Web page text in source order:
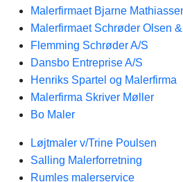
Malerfirmaet Bjarne
Malerfirmaet Schrøder Olsen
Flemming Schrøder A/S
Dansbo Entreprise A/S
Henriks Spartel og Malerfirma
Malerfirma Skriver Møller
Bo Maler
Løjtmaler v/Trine Poulsen
Salling Malerforretning
Rumles malerservice